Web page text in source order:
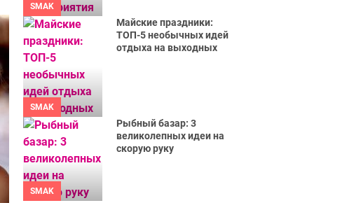
SMAK
SMAK
Майские праздники:
ТОП-5 необычных идей
отдыха на выходных
SMAK
Рыбный базар: 3
великолепных идеи на
скорую руку